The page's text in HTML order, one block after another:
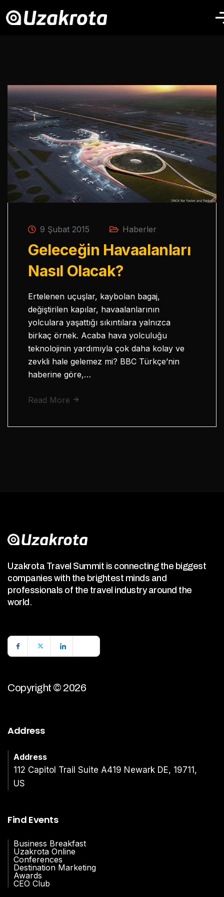
9 Şubat 2015 Haberler
Geleceğin Havaalanları
Nasıl Olacak?
Ertelenen uçuşlar, kaybolan bagaj,
değiştirilen kapılar, havaalanlarının
yolculara yaşattığı sıkıntılara yalnızca
birkaç örnek. Acaba hava yolculuğu
teknolojinin yardımıyla çok daha kolay ve
zevkli hale gelemez mi? BBC Türkçe’nin
haberine göre,…
Read More
Uzakrota Travel Summit is connecting the biggest
companies with the brightest minds and
professionals of the travel industry around the
world.
Copyright © 2026
Address
Address
112 Capitol Trail Suite A419 Newark DE, 19711,
US
Find Events
Business Breakfast
Uzakrota Online
Conferences
Destination Marketing
Awards
CEO Club